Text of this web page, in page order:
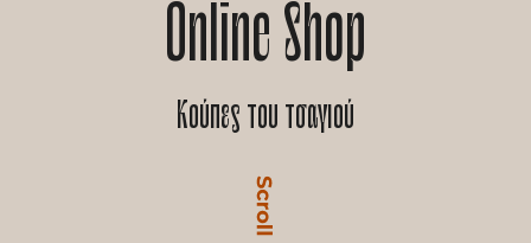
Online Shop
Κούπες του τσαγιού